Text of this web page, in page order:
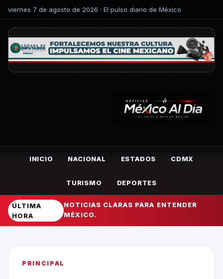
viernes 7 de agosto de 2026 · El pulso diario de México
INICIO NACIONAL ESTADOS CDMX
TURISMO DEPORTES
ÚLTIMA
HORA
NOTICIAS CLARAS PARA ENTENDER
MÉXICO.
PRINCIPAL